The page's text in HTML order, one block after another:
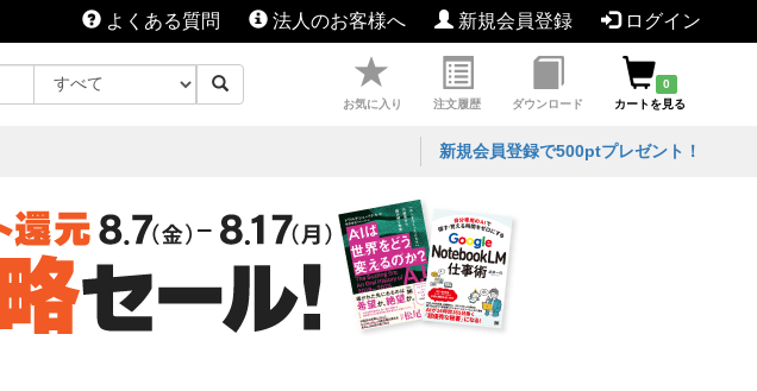
よくある質問 法人のお客様へ 新規会員登録 ログイン
お気に入り 注文履歴 ダウンロード
0
カートを見る
新規会員登録で500ptプレゼント！